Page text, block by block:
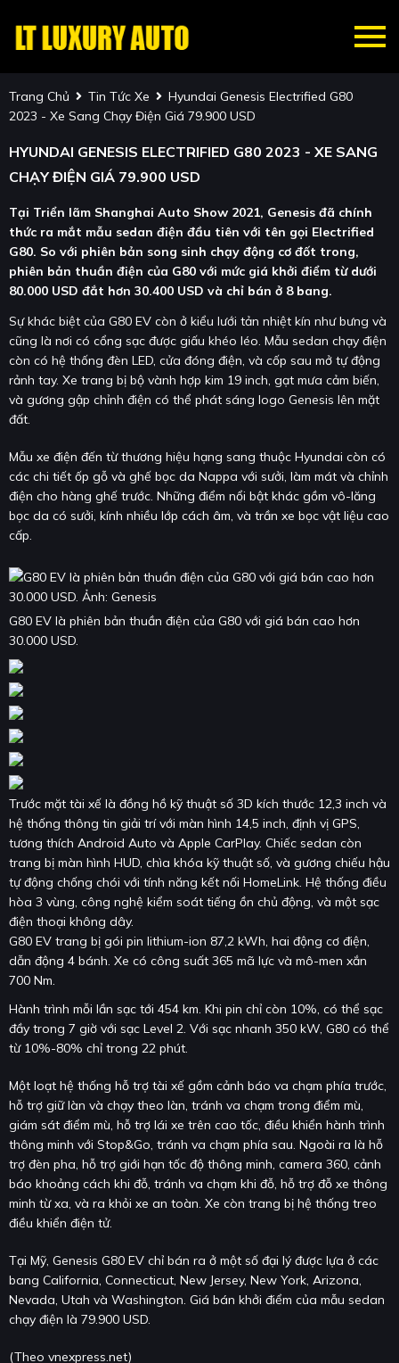
Trang Chủ Tin Tức Xe
Hyundai Genesis Electrified G80
2023 - Xe Sang Chạy Điện Giá 79.900 USD
HYUNDAI GENESIS ELECTRIFIED G80 2023 - XE SANG
CHẠY ĐIỆN GIÁ 79.900 USD
Tại Triển lãm Shanghai Auto Show 2021, Genesis đã chính
thức ra mắt mẫu sedan điện đầu tiên với tên gọi Electrified
G80. So với phiên bản song sinh chạy động cơ đốt trong,
phiên bản thuần điện của G80 với mức giá khởi điểm từ dưới
80.000 USD đắt hơn 30.400 USD và chỉ bán ở 8 bang.
Sự khác biệt của G80 EV còn ở kiểu lưới tản nhiệt kín như bưng và
cũng là nơi có cổng sạc được giấu khéo léo. Mẫu sedan chạy điện
còn có hệ thống đèn LED, cửa đóng điện, và cốp sau mở tự động
rảnh tay. Xe trang bị bộ vành hợp kim 19 inch, gạt mưa cảm biến,
và gương gập chỉnh điện có thể phát sáng logo Genesis lên mặt
đất.
Mẫu xe điện đến từ thương hiệu hạng sang thuộc Hyundai còn có
các chi tiết ốp gỗ và ghế bọc da Nappa với sưởi, làm mát và chỉnh
điện cho hàng ghế trước. Những điểm nổi bật khác gồm vô-lăng
bọc da có sưởi, kính nhiều lớp cách âm, và trần xe bọc vật liệu cao
cấp.
G80 EV là phiên bản thuần điện của G80 với giá bán cao hơn
30.000 USD.
Trước mặt tài xế là đồng hồ kỹ thuật số 3D kích thước 12,3 inch và
hệ thống thông tin giải trí với màn hình 14,5 inch, định vị GPS,
tương thích Android Auto và Apple CarPlay. Chiếc sedan còn
trang bị màn hình HUD, chìa khóa kỹ thuật số, và gương chiếu hậu
tự động chống chói với tính năng kết nối HomeLink. Hệ thống điều
hòa 3 vùng, công nghệ kiểm soát tiếng ồn chủ động, và một sạc
điện thoại không dây.
G80 EV trang bị gói pin lithium-ion 87,2 kWh, hai động cơ điện,
dẫn động 4 bánh. Xe có công suất 365 mã lực và mô-men xắn
700 Nm.
Hành trình mỗi lần sạc tới 454 km. Khi pin chỉ còn 10%, có thể sạc
đầy trong 7 giờ với sạc Level 2. Với sạc nhanh 350 kW, G80 có thể
từ 10%-80% chỉ trong 22 phút.
Một loạt hệ thống hỗ trợ tài xế gồm cảnh báo va chạm phía trước,
hỗ trợ giữ làn và chạy theo làn, tránh va chạm trong điểm mù,
giám sát điểm mù, hỗ trợ lái xe trên cao tốc, điều khiển hành trình
thông minh với Stop&Go, tránh va chạm phía sau. Ngoài ra là hỗ
trợ đèn pha, hỗ trợ giới hạn tốc độ thông minh, camera 360, cảnh
báo khoảng cách khi đỗ, tránh va chạm khi đỗ, hỗ trợ đỗ xe thông
minh từ xa, và ra khỏi xe an toàn. Xe còn trang bị hệ thống treo
điều khiển điện tử.
Tại Mỹ, Genesis G80 EV chỉ bán ra ở một số đại lý được lựa ở các
bang California, Connecticut, New Jersey, New York, Arizona,
Nevada, Utah và Washington. Giá bán khởi điểm của mẫu sedan
chạy điện là 79.900 USD.
(Theo vnexpress.net)